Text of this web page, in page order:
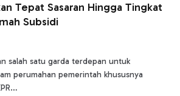
Tepat Sasaran Hingga Tingkat
Subsidi
salah satu garda terdepan untuk
perumahan pemerintah khususnya